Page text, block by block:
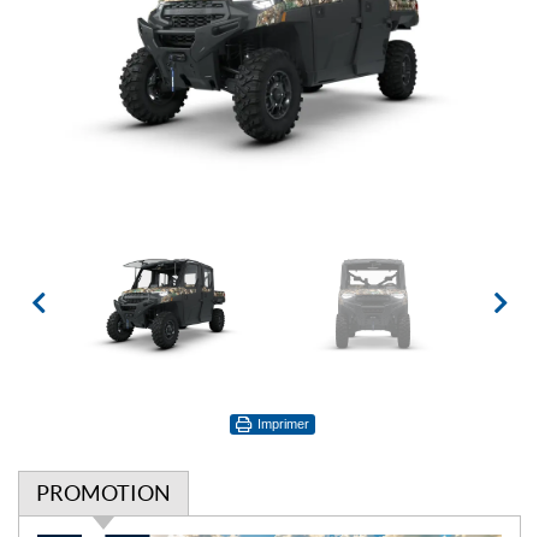
Imprimer
PROMOTION